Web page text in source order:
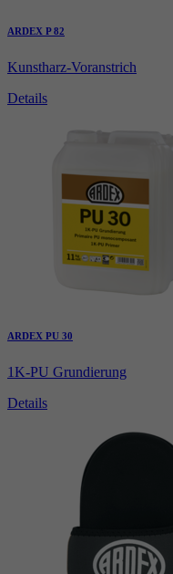
ARDEX P 82
Kunstharz-Voranstrich
Details
ARDEX PU 30
1K-PU Grundierung
Details